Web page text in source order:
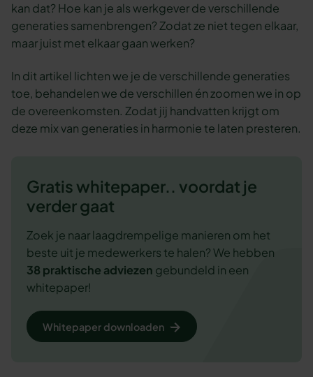
kan dat? Hoe kan je als werkgever de verschillende
generaties samenbrengen? Zodat ze niet tegen elkaar,
maar juist met elkaar gaan werken?
In dit artikel lichten we je de verschillende generaties
toe, behandelen we de verschillen én zoomen we in op
de overeenkomsten. Zodat jij handvatten krijgt om
deze mix van generaties in harmonie te laten presteren.
Gratis whitepaper.. voordat je
verder gaat
Zoek je naar laagdrempelige manieren om het
beste uit je medewerkers te halen? We hebben
38 praktische adviezen gebundeld in een
whitepaper!
Whitepaper downloaden